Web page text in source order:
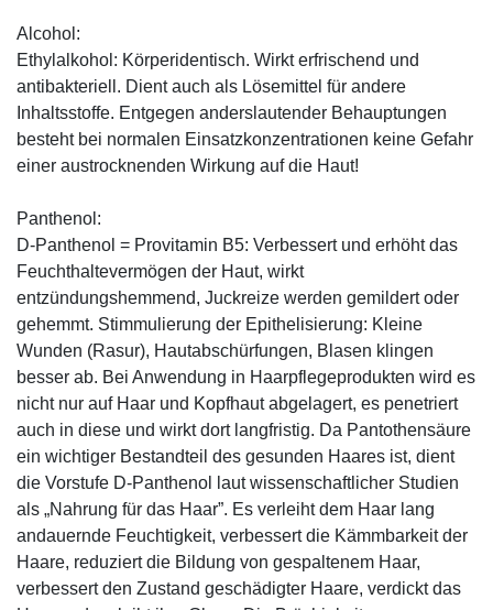
Alcohol:
Ethylalkohol: Körperidentisch. Wirkt erfrischend und
antibakteriell. Dient auch als Lösemittel für andere
Inhaltsstoffe. Entgegen anderslautender Behauptungen
besteht bei normalen Einsatzkonzentrationen keine Gefahr
einer austrocknenden Wirkung auf die Haut!
Panthenol:
D-Panthenol = Provitamin B5: Verbessert und erhöht das
Feuchthaltevermögen der Haut, wirkt
entzündungshemmend, Juckreize werden gemildert oder
gehemmt. Stimmulierung der Epithelisierung: Kleine
Wunden (Rasur), Hautabschürfungen, Blasen klingen
besser ab. Bei Anwendung in Haarpflegeprodukten wird es
nicht nur auf Haar und Kopfhaut abgelagert, es penetriert
auch in diese und wirkt dort langfristig. Da Pantothensäure
ein wichtiger Bestandteil des gesunden Haares ist, dient
die Vorstufe D-Panthenol laut wissenschaftlicher Studien
als „Nahrung für das Haar”. Es verleiht dem Haar lang
andauernde Feuchtigkeit, verbessert die Kämmbarkeit der
Haare, reduziert die Bildung von gespaltenem Haar,
verbessert den Zustand geschädigter Haare, verdickt das